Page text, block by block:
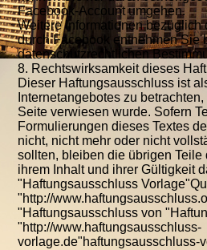
Facebook-Account umgehen.
Weitere Informationen bezüglich
durch Facebook entnehmen Sie
datenschutzrechtlichen
8. Rechtswirksamkeit dieses
Dieser Haftungsausschluss ist
Internetangebotes zu
Seite verwiesen wurde. Sofern
Formulierungen dieses Textes
nicht, nicht mehr oder nicht
sollten, bleiben die übrigen Teile
ihrem Inhalt und ihrer Gültigkeit
"Haftungsausschluss
"http://
"Haftungsausschluss von
"http://www.haftungsausschluss-
vorlage.de"haftungsausschluss-